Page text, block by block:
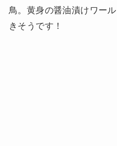
鳥。黄身の醤油漬けワー
きそうです！